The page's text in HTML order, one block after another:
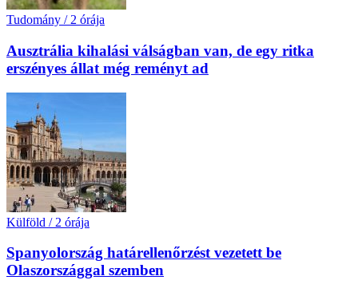
Tudomány / 2 órája
Ausztrália kihalási válságban van, de egy ritka
erszényes állat még reményt ad
Külföld / 2 órája
Spanyolország határellenőrzést vezetett be
Olaszországgal szemben